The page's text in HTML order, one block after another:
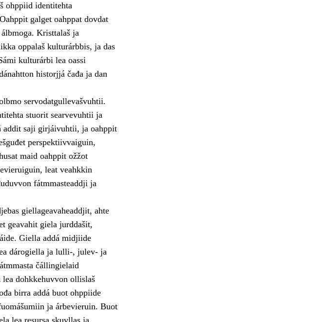
ohppiid identitehta
galget oahppat dovdat
Kristtalaš ja
oppalaš kulturárbbis, ja das
kulturárbi lea oassi
historjjá čađa ja dan
servodatgullevašvuhtii.
stuorit searvevuhtii ja
addit saji girjáivuhtii, ja oahppit
perspektiivvaiguin,
maid oahppit ožžot
leat veahkkin
fátmmasteaddji ja
giellageavaheaddjit, ahte
geavahit giela jurddašit,
Giella addá midjiide
dárogiella ja lulli-, julev- ja
čállingielaid
dohkkehuvvon ollislaš
birra addá buot ohppiide
ja árbevieruin. Buot